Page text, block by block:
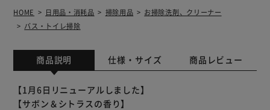
HOME 日用品・消耗品 掃除用品
お掃除洗剤、クリーナー
バス・トイレ掃除
商品説明 仕様・サイズ 商品レビュー
【1月6日リニューアルしました】
【サボン＆シトラスの香り】